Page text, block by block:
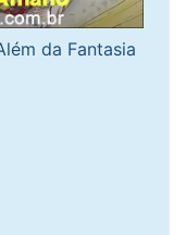
da Fantasia